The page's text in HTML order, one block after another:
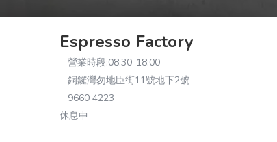
Espresso Factory
營業時段:08:30-18:00
銅鑼灣勿地臣街11號地下2號
9660 4223
休息中